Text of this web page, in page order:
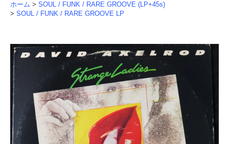
ホーム > SOUL / FUNK / RARE GROOVE (LP+45s)
> SOUL / FUNK / RARE GROOVE LP